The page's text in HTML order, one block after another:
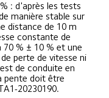
: d'après les tests
manière stable sur
distance de 10 m
constante de
% ± 10 % et une
de perte de vitesse ni
de conduite en
pente doit être
20230190.